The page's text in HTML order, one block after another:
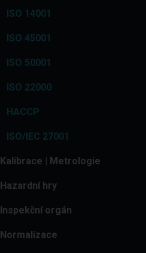
ISO 14001
ISO 45001
ISO 50001
ISO 22000
HACCP
ISO/IEC 27001
Kalibrace | Metrologie
Hazardní hry
Inspekční orgán
Normalizace